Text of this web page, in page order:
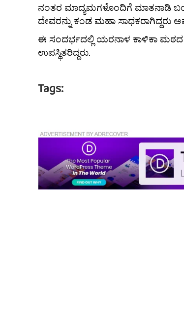
ನಂತರ ಮಾದ್ಯಮಗಳೊಂದಿಗೆ ಮಾತನಾಡಿ
ದೇವರನ್ನು ಕಂಡ ಮಹಾ
ಈ ಸಂದರ್ಭದಲ್ಲಿ ಯರನಾಳ ಕಾಳಿಕಾ
ಉಪಸ್ಥಿತರಿದ್ದರು.
Tags: